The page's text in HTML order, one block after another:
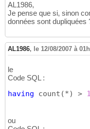
AL1986,
Je pense que si, sinon
données sont dupliquées
AL1986, le 12/08/2007 à
le
Code SQL :
having count (*) > 1
ou